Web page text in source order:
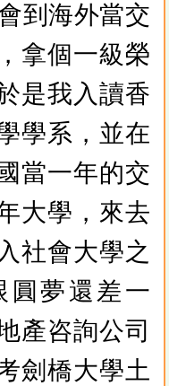
到海外當交
拿個一級榮
是我入讀香
學系，並在
當一年的交
大學，來去
社會大學之
圓夢還差一
產咨詢公司
劍橋大學土